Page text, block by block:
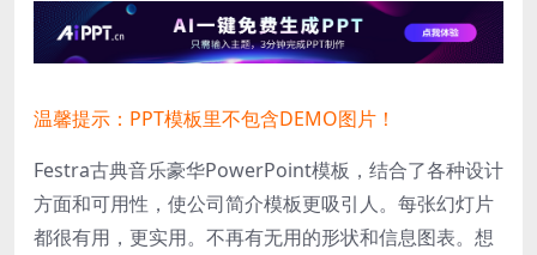
温馨提示：PPT模板里不包含DEMO图片！
Festra古典音乐豪华PowerPoint模板，结合了各种设计
方面和可用性，使公司简介模板更吸引人。每张幻灯片
都很有用，更实用。不再有无用的形状和信息图表。想